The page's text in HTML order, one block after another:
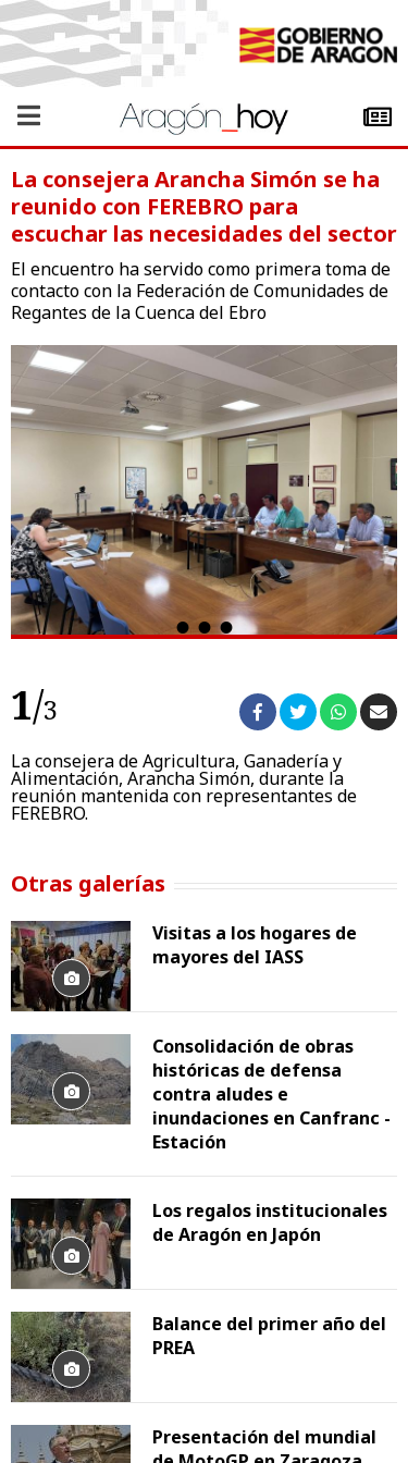
La consejera Arancha Simón se ha
reunido con FEREBRO para
escuchar las necesidades del sector
El encuentro ha servido como primera toma de
contacto con la Federación de Comunidades de
Regantes de la Cuenca del Ebro
1/3
La consejera de Agricultura, Ganadería y
Alimentación, Arancha Simón, durante la
reunión mantenida con representantes de
FEREBRO.
Otras galerías
Visitas a los hogares de
mayores del IASS
Consolidación de obras
históricas de defensa
contra aludes e
inundaciones en Canfranc -
Estación
Los regalos institucionales
de Aragón en Japón
Balance del primer año del
PREA
Presentación del mundial